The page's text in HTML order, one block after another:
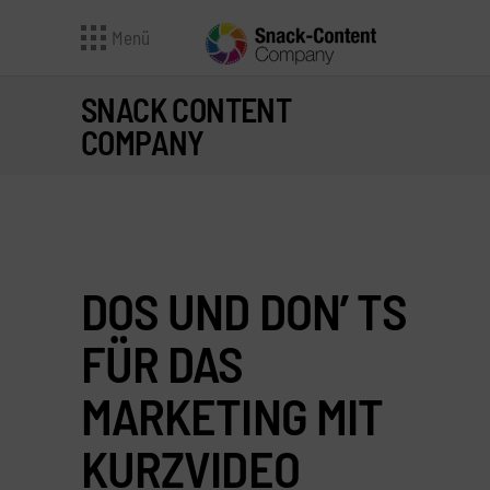
Menü
SNACK CONTENT
COMPANY
DOS UND DON’ TS
FÜR DAS
MARKETING MIT
KURZVIDEO